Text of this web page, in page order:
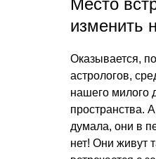
Место
изменить
Оказывается,
астрологов,
нашего милого
пространства.
думала, они в
нет! Они живут